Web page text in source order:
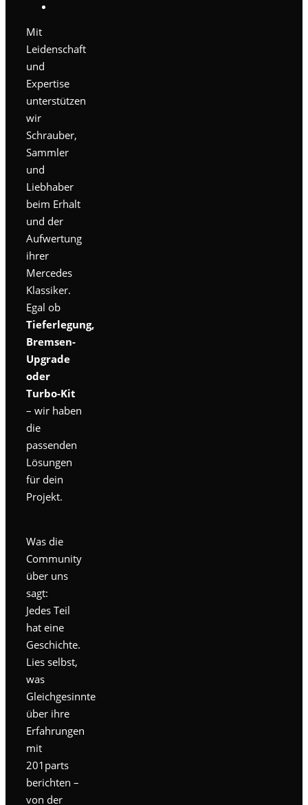
Mit
Leidenschaft
und
Expertise
unterstützen
wir
Schrauber,
Sammler
und
Liebhaber
beim Erhalt
und der
Aufwertung
ihrer
Mercedes
Klassiker.
Egal ob
Tieferlegung,
Bremsen-
Upgrade
oder
Turbo-Kit
– wir haben
die
passenden
Lösungen
für dein
Projekt.
Was die
Community
über uns
sagt:
Jedes Teil
hat eine
Geschichte.
Lies selbst,
was
Gleichgesinnte
über ihre
Erfahrungen
mit
201parts
berichten –
von der